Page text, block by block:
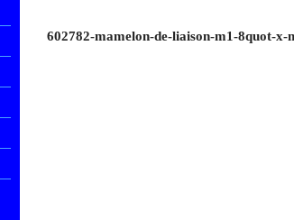
602782-mamelon-de-liaison-m1-8quot-